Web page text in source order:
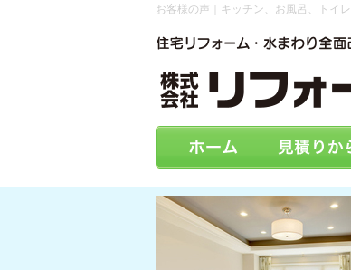
お客様の声｜キッチン、お風呂、トイ